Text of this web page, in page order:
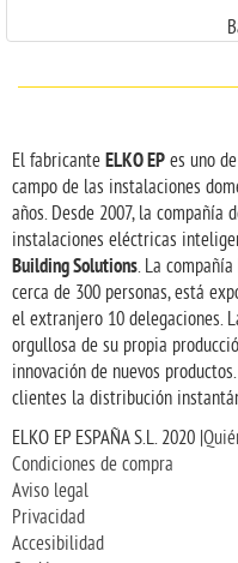
El fabricante ELKO EP es uno
campo de las instalaciones
años. Desde 2007, la
instalaciones eléctricas
Building Solutions. La compañía
cerca de 300 personas, está
el extranjero 10 delegaciones.
orgullosa de su propia
innovación de nuevos
clientes la distribución
ELKO EP ESPAÑA S.L. 2020 |
Condiciones de compra
Aviso legal
Privacidad
Accesibilidad